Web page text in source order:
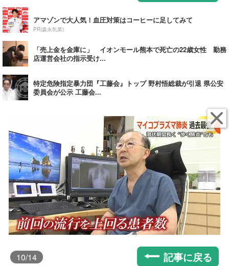
アマゾンで大人気！血圧対策はコーヒーに足してみて
PR(森永乳業)
「売上金を金庫に」 イオンモール熊本で死亡の22歳女性 勤務
店運営会社の指示受け...
特定危険指定暴力団『工藤会』トップ 野村悟総裁が引退 県公安
委員会が公示 工藤会...
10/14 記事に戻る